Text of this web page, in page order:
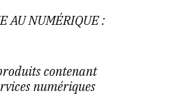
AU NUMÉRIQUE :
contenant
numériques